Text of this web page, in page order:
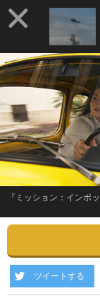
『ミッション：インポ
ツイートする